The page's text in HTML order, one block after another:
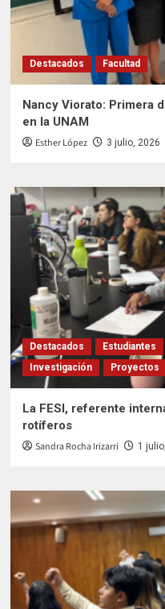
Destacados Facultad
Nancy Viorato: Primera
en la UNAM
Esther López 3 julio, 2026
Destacados Estudiantes
Investigación
Proyectos
La FESI, referente
rotíferos
Sandra Rocha Irizarri 1